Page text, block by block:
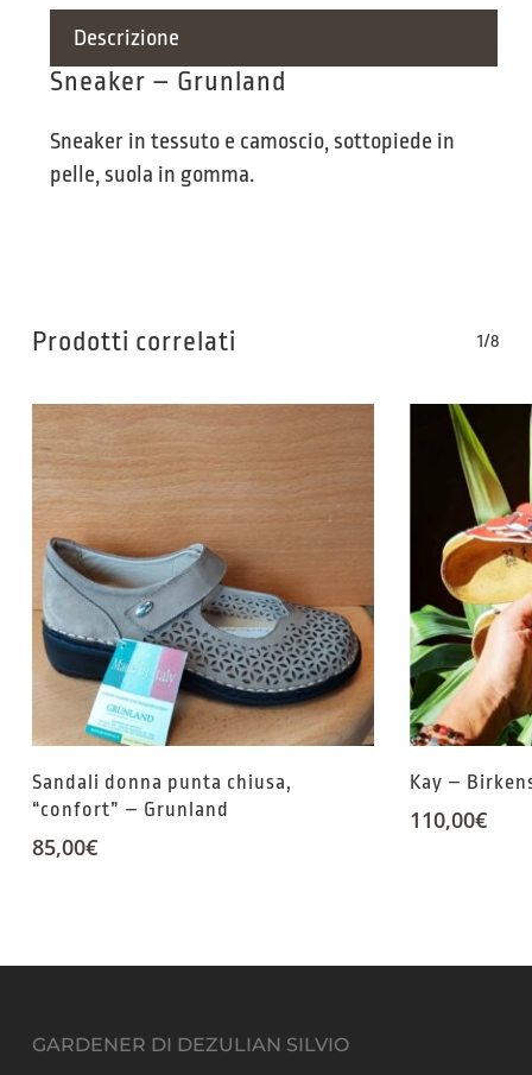
Descrizione
Sneaker – Grunland
Sneaker in tessuto e camoscio, sottopiede in
pelle, suola in gomma.
Prodotti correlati 1/8
Sandali donna punta chiusa,
“confort” – Grunland
85,00€
Kay –
110,00€
GARDENER DI DEZULIAN SILVIO